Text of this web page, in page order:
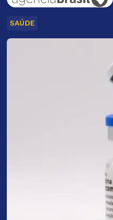
SAÚDE